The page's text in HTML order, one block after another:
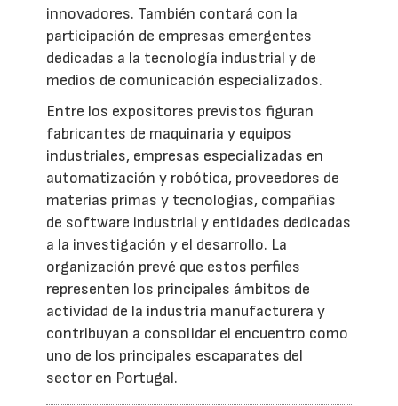
innovadores. También contará con la
participación de empresas emergentes
dedicadas a la tecnología industrial y de
medios de comunicación especializados.
Entre los expositores previstos figuran
fabricantes de maquinaria y equipos
industriales, empresas especializadas en
automatización y robótica, proveedores de
materias primas y tecnologías, compañías
de software industrial y entidades dedicadas
a la investigación y el desarrollo. La
organización prevé que estos perfiles
representen los principales ámbitos de
actividad de la industria manufacturera y
contribuyan a consolidar el encuentro como
uno de los principales escaparates del
sector en Portugal.